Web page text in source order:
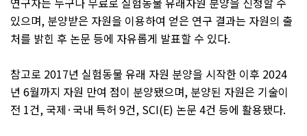
있으며, 분양받은 자원을 이용하여 얻은 연구 결과는 자원의 출
처를 밝힌 후 논문 등에 자유롭게 발표할 수 있다.
참고로 2017년 실험동물 유래 자원 분양을 시작한 이후 2024
년 6월까지 자원 만여 점이 분양됐으며, 분양된 자원은 기술이
전 1건, 국제 · 국내 특허 9건, SCI(E) 논문 4건 등에 활용됐다.